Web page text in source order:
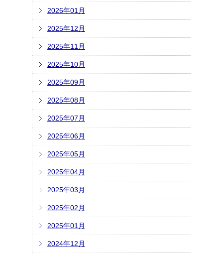
2026年01月
2025年12月
2025年11月
2025年10月
2025年09月
2025年08月
2025年07月
2025年06月
2025年05月
2025年04月
2025年03月
2025年02月
2025年01月
2024年12月